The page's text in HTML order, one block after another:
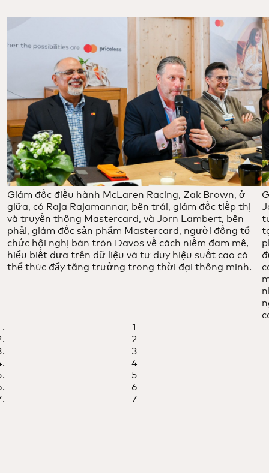
Giám đốc điều hành McLaren Racing, Zak Brown, ở
giữa, có Raja Rajamannar, bên trái, giám đốc tiếp thị
và truyền thông Mastercard, và Jorn Lambert, bên
phải, giám đốc sản phẩm Mastercard, người đồng tổ
chức hội nghị bàn tròn Davos về cách niềm đam mê,
hiểu biết dựa trên dữ liệu và tư duy hiệu suất cao có
thể thúc đẩy tăng trưởng trong thời đại thông minh.
1
2
3
4
5
6
7